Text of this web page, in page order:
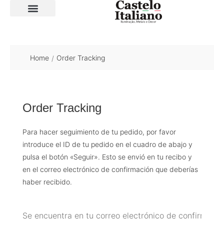
Home / Order Tracking
Order Tracking
Para hacer seguimiento de tu pedido, por favor
introduce el ID de tu pedido en el cuadro de abajo y
pulsa el botón «Seguir». Esto se envió en tu recibo y
en el correo electrónico de confirmación que deberías
haber recibido.